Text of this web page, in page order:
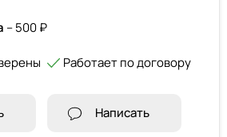
– 500 ₽
Работает по договору
Написать